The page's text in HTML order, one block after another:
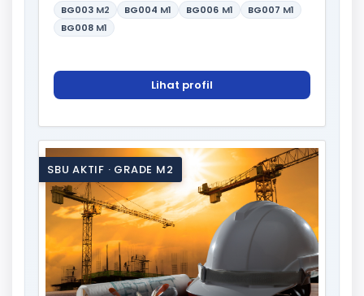
BG003 M2 BG004 M1 BG006 M1 BG007 M1
BG008 M1
Lihat profil
SBU AKTIF · GRADE M2